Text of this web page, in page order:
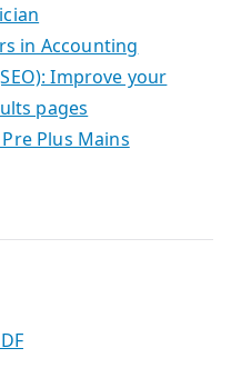
in Accounting
Improve your
pages
Pre Plus Mains